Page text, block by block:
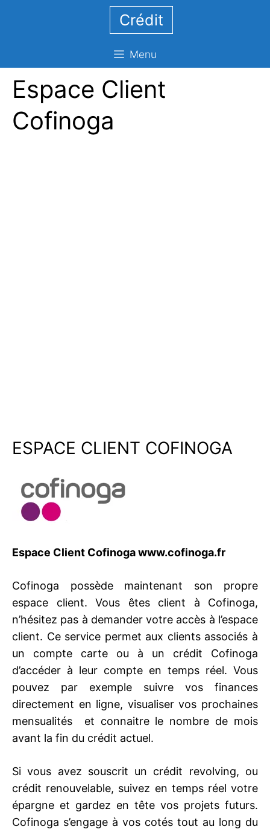
Crédit
Menu
Espace Client
Cofinoga
ESPACE CLIENT COFINOGA
Espace Client Cofinoga www.cofinoga.fr
Cofinoga possède maintenant son propre
espace client. Vous êtes client à Cofinoga,
n’hésitez pas à demander votre accès à l’espace
client. Ce service permet aux clients associés à
un compte carte ou à un crédit Cofinoga
d’accéder à leur compte en temps réel. Vous
pouvez par exemple suivre vos finances
directement en ligne, visualiser vos prochaines
mensualités et connaitre le nombre de mois
avant la fin du crédit actuel.
Si vous avez souscrit un crédit revolving, ou
crédit renouvelable, suivez en temps réel votre
épargne et gardez en tête vos projets futurs.
Cofinoga s’engage à vos cotés tout au long du